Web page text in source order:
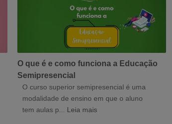
O que é e como funciona a Educação
Semipresencial
O curso superior semipresencial é uma
modalidade de ensino em que o aluno
tem aulas p...
Leia mais